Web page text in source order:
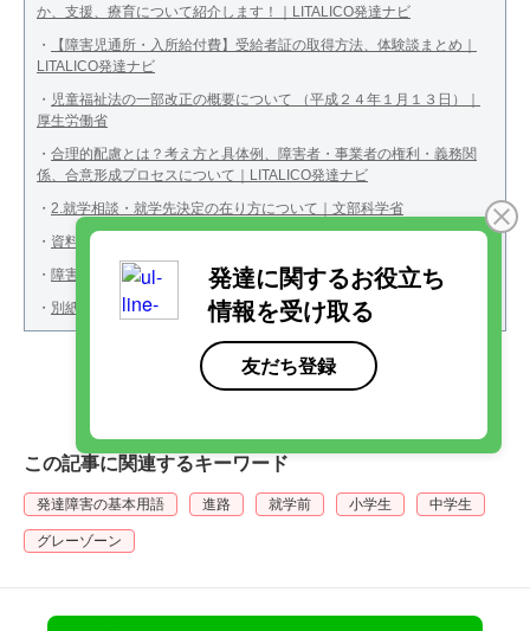
か、支援、療育について紹介します！｜LITALICO発達ナビ
・
【障害児通所・入所給付費】受給者証の取得方法、体験談まとめ｜
LITALICO発達ナビ
・ 児童福祉法の一部改正の概要について （平成２４年１月１３日）｜
厚生労働省
・ 合理的配慮とは？考え方と具体例、障害者・事業者の権利・義務関
係、合意形成プロセスについて｜LITALICO発達ナビ
・ 2.就学相談・就学先決定の在り方について｜文部科学省
・ 資料3：合理的配慮について｜文部科学省
・ 障害者差別解消法：法の概要｜東京福祉保健局
・ 別紙2 「合理的配慮」の例｜文部科学省
この記事に関連するキーワード
発達障害の基本用語 進路 就学前 小学生 中学生
グレーゾーン